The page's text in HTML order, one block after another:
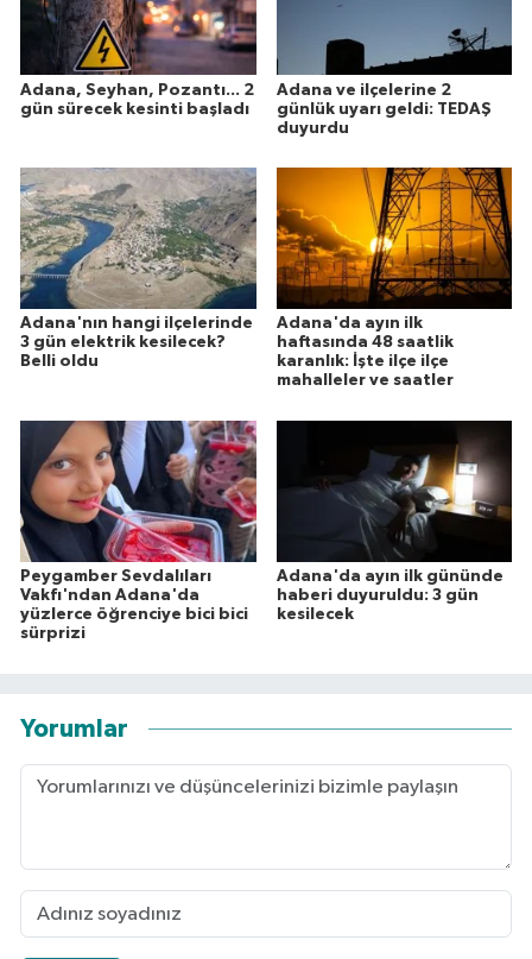
Adana, Seyhan, Pozantı... 2
gün sürecek kesinti başladı
Adana ve ilçelerine 2
günlük uyarı geldi: TEDAŞ
duyurdu
Adana'nın hangi ilçelerinde
3 gün elektrik kesilecek?
Belli oldu
Adana'da ayın ilk
haftasında 48 saatlik
karanlık: İşte ilçe ilçe
mahalleler ve saatler
Peygamber Sevdalıları
Vakfı'ndan Adana'da
yüzlerce öğrenciye bici bici
sürprizi
Adana'da ayın ilk gününde
haberi duyuruldu: 3 gün
kesilecek
Yorumlar